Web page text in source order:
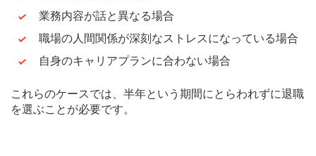
業務内容が話と異なる場合
職場の人間関係が深刻なストレスになっている場合
自身のキャリアプランに合わない場合
これらのケースでは、半年という期間にとらわれずに退職
を選ぶことが必要です。